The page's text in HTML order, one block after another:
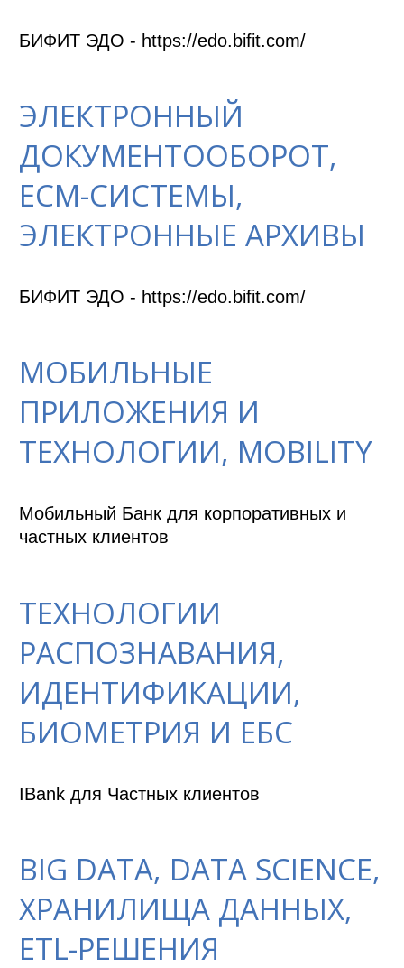
БИФИТ ЭДО - https://edo.bifit.com/
ЭЛЕКТРОННЫЙ
ДОКУМЕНТООБОРОТ,
ECM-СИСТЕМЫ,
ЭЛЕКТРОННЫЕ АРХИВЫ
БИФИТ ЭДО - https://edo.bifit.com/
МОБИЛЬНЫЕ
ПРИЛОЖЕНИЯ И
ТЕХНОЛОГИИ, MOBILITY
Мобильный Банк для корпоративных и
частных клиентов
ТЕХНОЛОГИИ
РАСПОЗНАВАНИЯ,
ИДЕНТИФИКАЦИИ,
БИОМЕТРИЯ И ЕБС
IBank для Частных клиентов
BIG DATA, DATA SCIENCE,
ХРАНИЛИЩА ДАННЫХ,
ETL-РЕШЕНИЯ